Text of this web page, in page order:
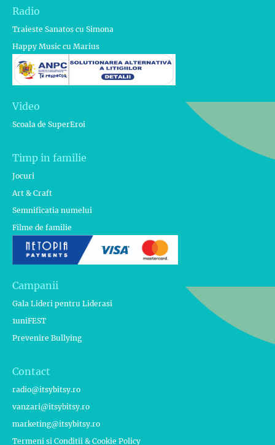
Radio
Traieste Sanatos cu Simona
Happy Music cu Marius
Video
Scoala de SuperEroi
Timp in familie
Jocuri
Art & Craft
Semnificatia numelui
Filme de familie
Campanii
Gala Lideri pentru Liderasi
1uniFEST
Prevenire Bullying
Contact
radio@itsybitsy.ro
vanzari@itsybitsy.ro
marketing@itsybitsy.ro
Termeni si Conditii & Cookie Policy